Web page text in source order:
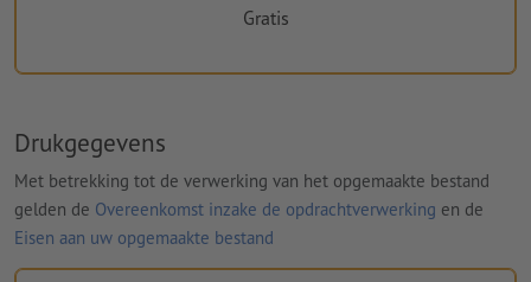
Gratis
Drukgegevens
Met betrekking tot de verwerking van het opgemaakte bestand
gelden de Overeenkomst inzake de opdrachtverwerking en de
Eisen aan uw opgemaakte bestand